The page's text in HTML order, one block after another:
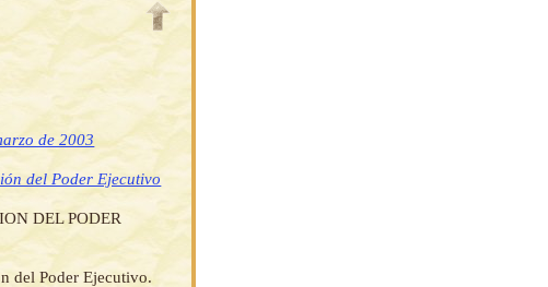
de 2003
del Poder Ejecutivo
DEL PODER
del Poder Ejecutivo.